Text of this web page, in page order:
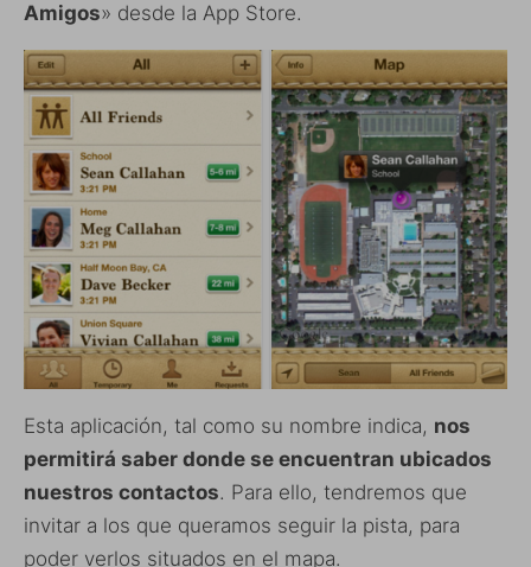
Amigos» desde la App Store.
Esta aplicación, tal como su nombre indica, nos
permitirá saber donde se encuentran ubicados
nuestros contactos. Para ello, tendremos que
invitar a los que queramos seguir la pista, para
poder verlos situados en el mapa.